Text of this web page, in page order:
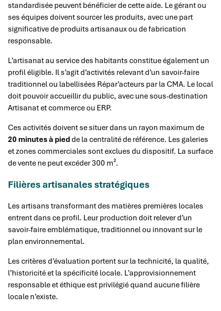
standardisée peuvent bénéficier de cette aide. Le gérant ou
ses équipes doivent sourcer les produits, avec une part
significative de produits artisanaux ou de fabrication
responsable.
L’artisanat au service des habitants constitue également un
profil éligible. Il s’agit d’activités relevant d’un savoir-faire
traditionnel ou labellisées Répar’acteurs par la CMA. Le local
doit pouvoir accueillir du public, avec une sous-destination
Artisanat et commerce ou ERP.
Ces activités doivent se situer dans un rayon maximum de
20 minutes à piedde la centralité de référence. Les galeries
et zones commerciales sont exclues du dispositif. La surface
de vente ne peut excéder 300 m².
Filières artisanales stratégiques
Les artisans transformant des matières premières locales
entrent dans ce profil. Leur production doit relever d’un
savoir-faire emblématique, traditionnel ou innovant sur le
plan environnemental.
Les critères d’évaluation portent sur la technicité, la qualité,
l’historicité et la spécificité locale. L’approvisionnement
responsable et éthique est privilégié quand aucune filière
locale n’existe.